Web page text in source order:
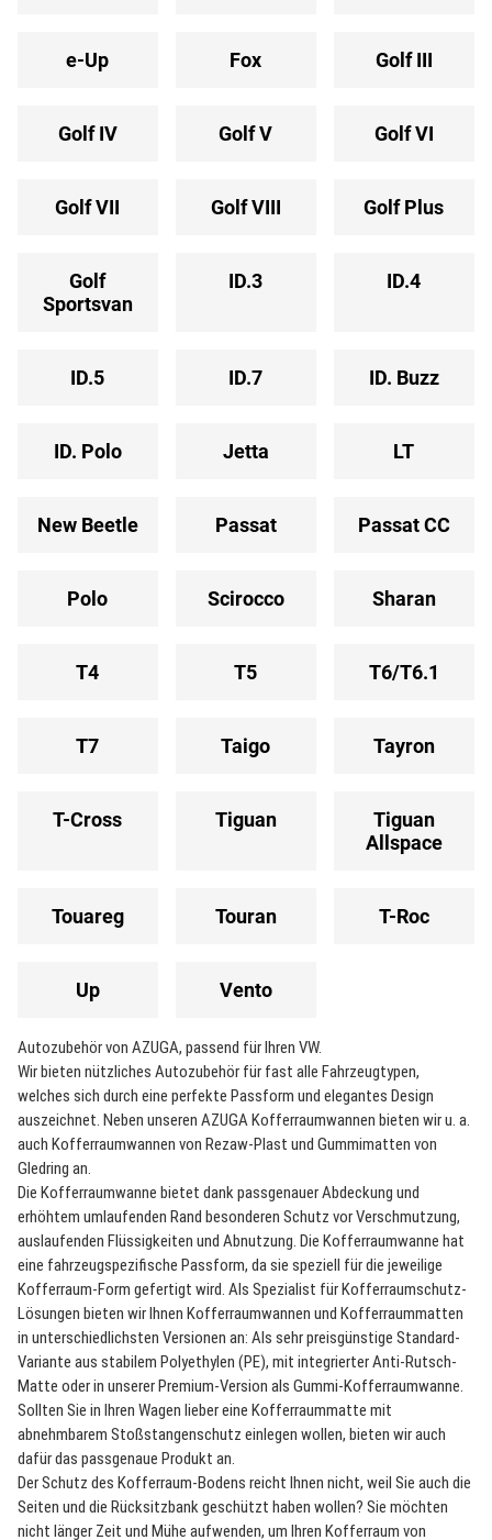
e-Up Fox Golf III
Golf IV Golf V Golf VI
Golf VII Golf VIII Golf Plus
Golf
Sportsvan
ID.3 ID.4
ID.5 ID.7 ID. Buzz
ID. Polo Jetta LT
New Beetle Passat Passat CC
Polo Scirocco Sharan
T4 T5 T6/T6.1
T7 Taigo Tayron
T-Cross Tiguan
Tiguan
Allspace
Touareg Touran T-Roc
Up Vento
Autozubehör von AZUGA, passend für Ihren VW.
Wir bieten nützliches Autozubehör für fast alle Fahrzeugtypen,
welches sich durch eine perfekte Passform und elegantes Design
auszeichnet. Neben unseren AZUGA Kofferraumwannen bieten wir u. a.
auch Kofferraumwannen von Rezaw-Plast und Gummimatten von
Gledring an.
Die Kofferraumwanne bietet dank passgenauer Abdeckung und
erhöhtem umlaufenden Rand besonderen Schutz vor Verschmutzung,
auslaufenden Flüssigkeiten und Abnutzung. Die Kofferraumwanne hat
eine fahrzeugspezifische Passform, da sie speziell für die jeweilige
Kofferraum-Form gefertigt wird. Als Spezialist für Kofferraumschutz-
Lösungen bieten wir Ihnen Kofferraumwannen und Kofferraummatten
in unterschiedlichsten Versionen an: Als sehr preisgünstige Standard-
Variante aus stabilem Polyethylen (PE), mit integrierter Anti-Rutsch-
Matte oder in unserer Premium-Version als Gummi-Kofferraumwanne.
Sollten Sie in Ihren Wagen lieber eine Kofferraummatte mit
abnehmbarem Stoßstangenschutz einlegen wollen, bieten wir auch
dafür das passgenaue Produkt an.
Der Schutz des Kofferraum-Bodens reicht Ihnen nicht, weil Sie auch die
Seiten und die Rücksitzbank geschützt haben wollen? Sie möchten
nicht länger Zeit und Mühe aufwenden, um Ihren Kofferraum von